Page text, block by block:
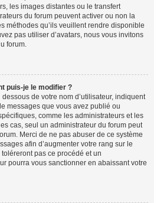
les images distantes ou le transfert
du forum peuvent activer ou non la
méthodes qu’ils veuillent rendre disponible
pas utiliser d’avatars, nous vous invitons
forum.
puis-je le modifier ?
de votre nom d’utilisateur, indiquent
messages que vous avez publié ou
comme les administrateurs et les
cas, seul un administrateur du forum peut
Merci de ne pas abuser de ce système
afin d’augmenter votre rang sur le
pas ce procédé et un
pourra vous sanctionner en abaissant votre